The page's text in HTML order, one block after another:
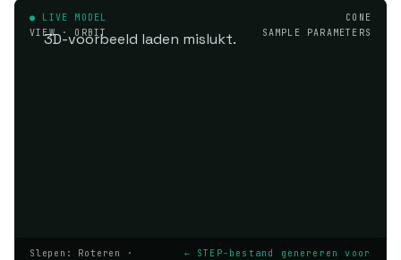
● LIVE MODEL
VIEW · ORBIT
CONE
SAMPLE PARAMETERS
3D-voorbeeld laden mislukt.
Slepen: Roteren ·
← STEP-bestand genereren voor